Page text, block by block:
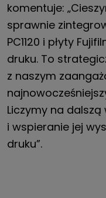
komentuje:
sprawnie
PC1120 i płyty
druku. To
z naszym
Liczymy na dalszą
i wspieranie jej
druku”.